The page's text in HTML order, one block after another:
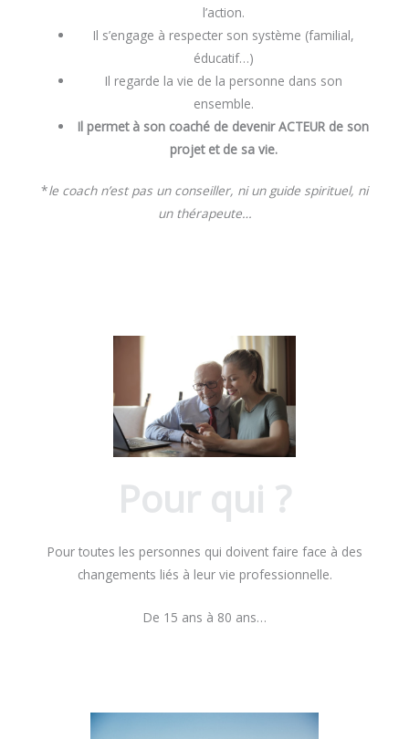
l’action.
Il s’engage à respecter son système (familial,
éducatif…)
Il regarde la vie de la personne dans son
ensemble.
Il permet à son coaché de devenir ACTEUR de son
projet et de sa vie.
*le coach n’est pas un conseiller, ni un guide spirituel, ni
un thérapeute…
Pour qui ?
Pour toutes les personnes qui doivent faire face à des
changements liés à leur vie professionnelle.
De 15 ans à 80 ans…